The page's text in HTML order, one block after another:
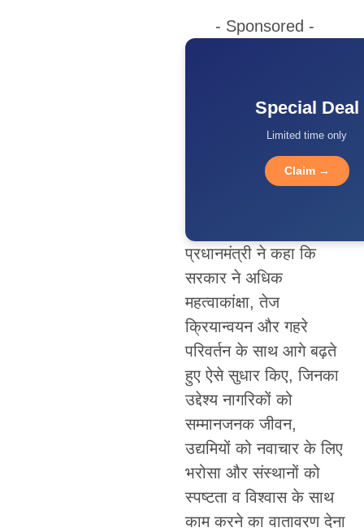
- Sponsored -
Special Deal
Limited time only
Claim →
प्रधानमंत्री ने कहा कि
सरकार ने अधिक
महत्वाकांक्षा, तेज
क्रियान्वयन और गहरे
परिवर्तन के साथ आगे बढ़ते
हुए ऐसे सुधार किए, जिनका
उद्देश्य नागरिकों को
सम्मानजनक जीवन,
उद्यमियों को नवाचार के लिए
भरोसा और संस्थानों को
स्पष्टता व विश्वास के साथ
काम करने का वातावरण देना